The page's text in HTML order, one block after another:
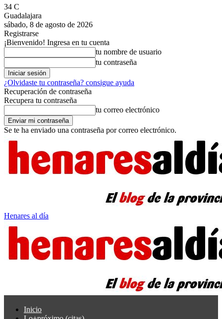
34 C
Guadalajara
sábado, 8 de agosto de 2026
Registrarse
¡Bienvenido! Ingresa en tu cuenta
tu nombre de usuario
tu contraseña
¿Olvidaste tu contraseña? consigue ayuda
Recuperación de contraseña
Recupera tu contraseña
tu correo electrónico
Se te ha enviado una contraseña por correo electrónico.
Henares al día
Inicio